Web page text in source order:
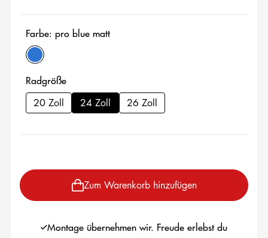
Farbe: pro blue matt
pro blue matt
Radgrößeauswählen
20 Zoll 24 Zoll 26 Zoll
Zum Warenkorb hinzufügen
Montage übernehmen wir. Freude erlebst du